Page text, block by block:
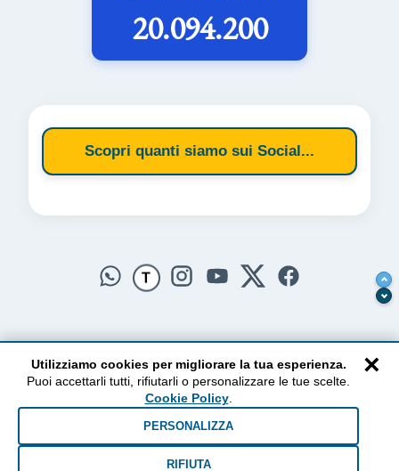
20.094.200
Scopri quanti siamo sui Social...
T
AlzogliOcchiversoilCielo
Dal 2010 ad oggi • Testi e pensieri tra terra e cielo
×
Utilizziamo cookies per migliorare la tua esperienza.
Puoi accettarli tutti, rifiutarli o personalizzare le tue scelte.
Cookie Policy.
PERSONALIZZA
RIFIUTA